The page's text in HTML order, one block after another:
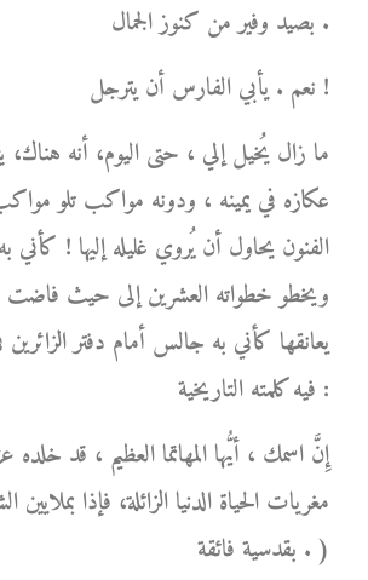
بصيد وفير من كنوز الجمال .
نعم . يأبي الفارس أن يترجل !
ما زال يُخيل إلي ، حتى اليوم، أنه هناك،
عكازه في يمينه ، ودونه مواكب تلو
الفنون يحاول أن يُروي غليله إليها ! كأني
ويخطو خطواته العشرين إلى حيث فاضت
يعانقها كأني به جالس أمام دفتر
فيه كلمته التاريخية :
إِنَّ اسمك ، أيُّها المهاتما العظيم ، قد
مغريات الحياة الدنيا الزائلة، فإذا
بقدسية فائقة . )